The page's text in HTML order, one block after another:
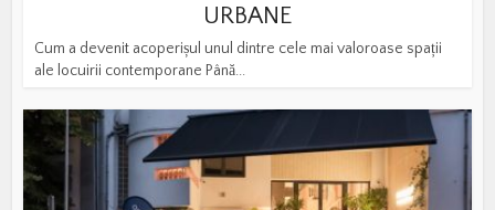
URBANE
Cum a devenit acoperișul unul dintre cele mai valoroase spații
ale locuirii contemporane Până...